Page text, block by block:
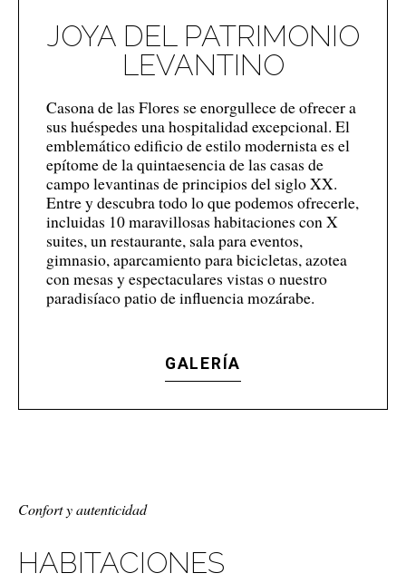
JOYA DEL PATRIMONIO
LEVANTINO
Casona de las Flores se enorgullece de ofrecer a
sus huéspedes una hospitalidad excepcional. El
emblemático edificio de estilo modernista es el
epítome de la quintaesencia de las casas de
campo levantinas de principios del siglo XX.
Entre y descubra todo lo que podemos ofrecerle,
incluidas 10 maravillosas habitaciones con X
suites, un restaurante, sala para eventos,
gimnasio, aparcamiento para bicicletas, azotea
con mesas y espectaculares vistas o nuestro
paradisíaco patio de influencia mozárabe.
GALERÍA
Confort y autenticidad
HABITACIONES